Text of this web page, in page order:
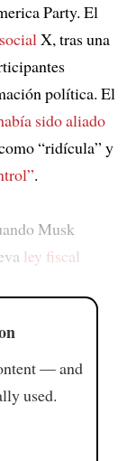
Party. El
X, tras una
política. El
sido aliado
“ridícula” y
.
Musk
ley fiscal
— and
used.